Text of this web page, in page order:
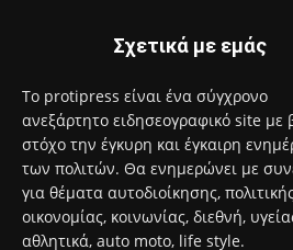
Σχετικά με εμάς
Το protipress είναι ένα σύγχρονο
ανεξάρτητο ειδησεογραφικό site με
στόχο την έγκυρη και έγκαιρη
των πολιτών. Θα ενημερώνει με
για θέματα αυτοδιοίκησης,
οικονομίας, κοινωνίας, διεθνή,
αθλητικά, auto moto, life style.